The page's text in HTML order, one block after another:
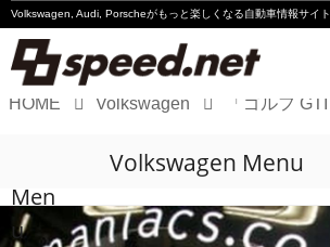
Volkswagen, Audi, Porscheがもっと楽しくなる自動車情報サイト
Audi
Porsche
HOME Volkswagen
Men
u
Volkswagen Menu